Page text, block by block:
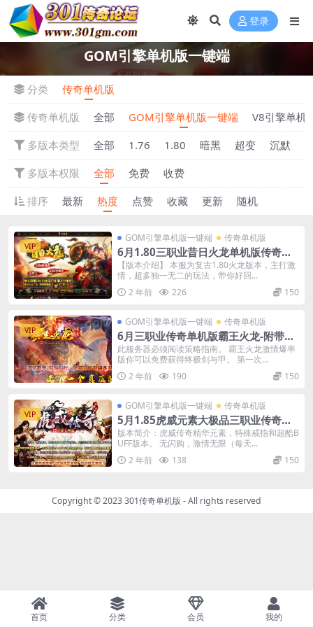
登录
GOM引擎单机版一键端
分类
传奇单机版
传奇单机版
全部 GOM引擎单机版一键端
V8引擎单机
多版本类型
全部 1.76 1.80 暗黑 超变 沉默
多版本权限
全部 免费
收费
排序
最新 热度 点赞 收藏 更新 随机
VIP
GOM引擎单机版一键端 传奇单机版
6月1.80三职业昔日火龙单机版传奇装
备上缴-重铸炼化强化-附带GM后台
【版本介绍】 本服为复古1.80火龙版本，主打激
情，超多独一无二的玩法，带你好回...
2 年前
226 150
VIP
GOM引擎单机版一键端 传奇单机版
6月三职业传奇单机版霸王火龙-附带G
M后台
此服务器必须阅读策略指南。 霸王火龙激情爆率
版你可以免费获得终极剑与甲。 第一次...
2 年前
190 150
VIP
GOM引擎单机版一键端 传奇单机版
5月1.85虎威元素大极品三职业传奇一
键端-附带GM后台
版本简介：虎威传奇精华元素，特殊戒指和超酷B
UFF版本。 无闪购，激情无限（每天...
2 年前
138 150
Copyright © 2023301传奇单机版 - All rights reserved
首页 分类 会员 我的